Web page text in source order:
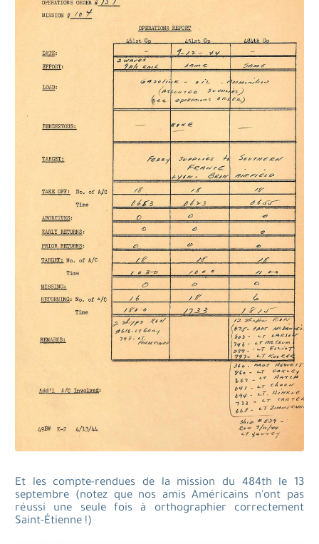
Et les compte-rendues de la mission du 484th le 13
septembre (notez que nos amis Américains n'ont pas
réussi une seule fois à orthographier correctement
Saint-Étienne !)